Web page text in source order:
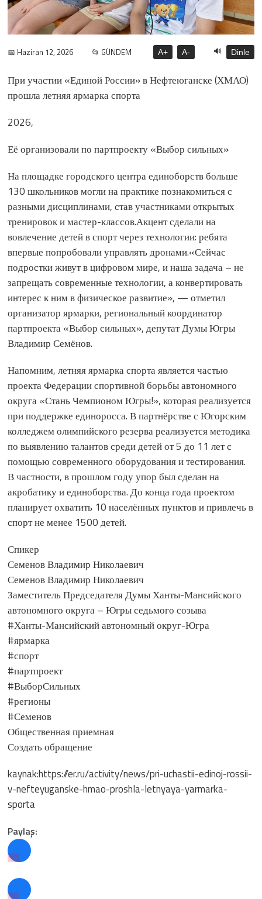
📅 Haziran 12, 2026 📂 GÜNDEM A+ A- 🔊 Dinle
При участии «Единой России» в Нефтеюганске (ХМАО)
прошла летняя ярмарка спорта
2026,
Её организовали по партпроекту «Выбор сильных»
На площадке городского центра единоборств больше
130 школьников могли на практике познакомиться с
разными дисциплинами, став участниками открытых
тренировок и мастер-классов.Акцент сделали на
вовлечение детей в спорт через технологии: ребята
впервые попробовали управлять дронами.«Сейчас
подростки живут в цифровом мире, и наша задача – не
запрещать современные технологии, а конвертировать
интерес к ним в физическое развитие», — отметил
организатор ярмарки, региональный координатор
партпроекта «Выбор сильных», депутат Думы Югры
Владимир Семёнов.
Напомним, летняя ярмарка спорта является частью
проекта Федерации спортивной борьбы автономного
округа «Стань Чемпионом Югры!», которая реализуется
при поддержке единоросса. В партнёрстве с Югорским
колледжем олимпийского резерва реализуется методика
по выявлению талантов среди детей от 5 до 11 лет с
помощью современного оборудования и тестирования.
В частности, в прошлом году упор был сделан на
акробатику и единоборства. До конца года проектом
планирует охватить 10 населённых пунктов и привлечь в
спорт не менее 1500 детей.
Спикер
Семенов Владимир Николаевич
Семенов Владимир Николаевич
Заместитель Председателя Думы Ханты-Мансийского
автономного округа – Югры седьмого созыва
#Ханты-Мансийский автономный округ-Югра
#ярмарка
#спорт
#партпроект
#ВыборСильных
#регионы
#Семенов
Общественная приемная
Создать обращение
kaynak:https://er.ru/activity/news/pri-uchastii-edinoj-rossii-
v-nefteyuganske-hmao-proshla-letnyaya-yarmarka-
sporta
Paylaş: